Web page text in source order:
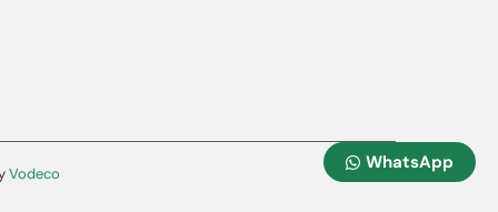
WhatsApp
Vodeco